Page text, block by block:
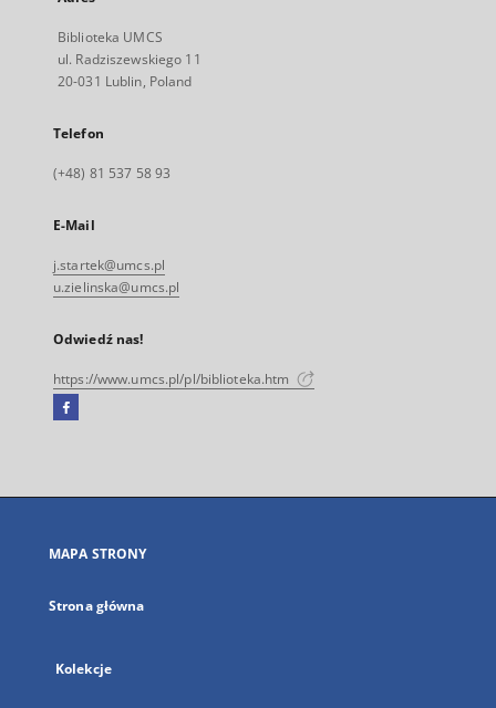
Biblioteka UMCS
ul. Radziszewskiego 11
20-031 Lublin, Poland
Telefon
(+48) 81 537 58 93
E-Mail
j.startek@umcs.pl
u.zielinska@umcs.pl
Odwiedź nas!
https://www.umcs.pl/pl/biblioteka.htm
Facebook
się
karcie
MAPA STRONY
Strona główna
Kolekcje